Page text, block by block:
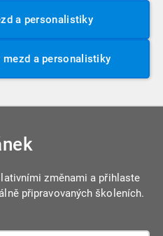
a personalistiky
mezd a personalistiky
změnami a přihlaste
připravovaných školeních.